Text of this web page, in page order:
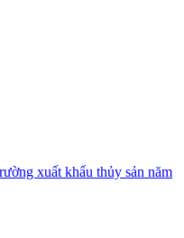
xuất khẩu thủy sản năm